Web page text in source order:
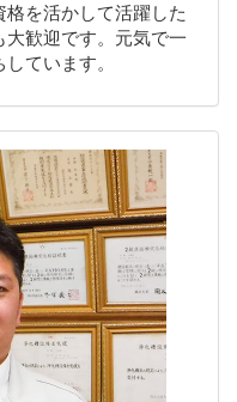
を活かして活躍した
歓迎です。元気で一
ています。